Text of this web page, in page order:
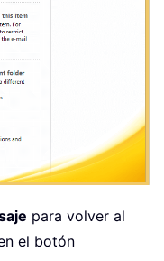
para volver al
el botón